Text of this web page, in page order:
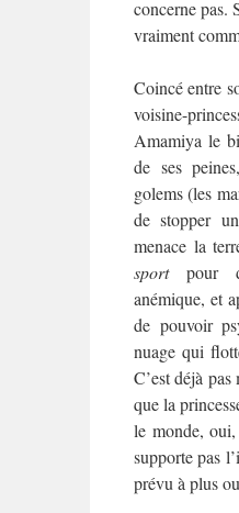
concerne pas.
vraiment
Coincé entre
voisine-
Amamiya le
de ses
golems (les
de stopper
menace la
sportpour
anémique, et
de pouvoir
nuage qui
C’est déjà
que la
le monde,
supporte pas
prévu à plus